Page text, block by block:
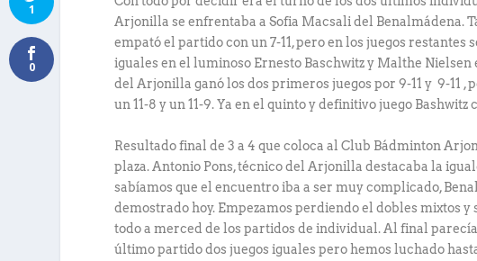
Arjonilla se enfrentaba a Sofia Macsali del Benalmádena.
empató el partido con un 7-11, pero en los juegos restantes
iguales en el luminoso Ernesto Baschwitz y Malthe
del Arjonilla ganó los dos primeros juegos por 9-11 y 9-11
un 11-8 y un 11-9. Ya en el quinto y definitivo juego
Resultado final de 3 a 4 que coloca al Club Bádminton
plaza. Antonio Pons, técnico del Arjonilla destacaba la
sabíamos que el encuentro iba a ser muy complicado,
demostrado hoy. Empezamos perdiendo el dobles mixtos
todo a merced de los partidos de individual. Al final
último partido dos juegos iguales pero hemos luchado
1
0